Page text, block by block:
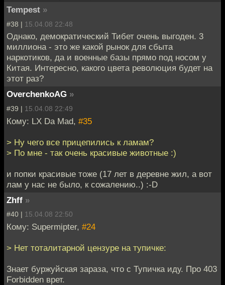
Tempest »
#38 | 15.04.08 22:48
Однако, демократический Тибет очень выгоден. 3
миллиона - это же какой рынок для сбыта
наркотиков, да и военные базы прямо под носом у
Китая. Интересно, какого цвета революция будет на
этот раз?
OverchenkoAG »
#39 | 15.04.08 22:49
Кому: LX Da Mad, #35
> Ну чего все прицепились к ламам?
> По мне - так очень красивые животные :)
и попки красивые тоже (17 лет в деревне жил, а вот
лам у нас не было, к сожалению..) :-D
Zhff »
#40 | 15.04.08 22:50
Кому: Supermipter, #24
> Нет тоталитарной цензуре на тупичке:
Знает буржуйская зараза, что с Тупичка иду. Про 403
Forbidden врет.